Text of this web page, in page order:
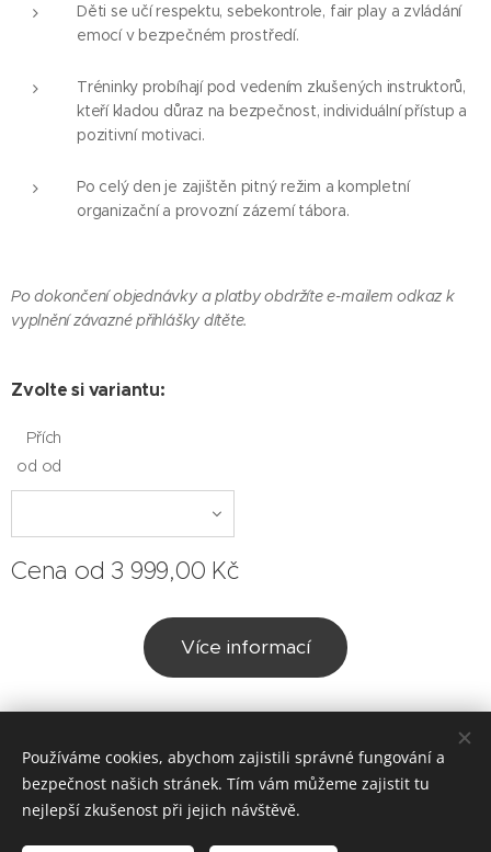
Děti se učí respektu, sebekontrole, fair play a zvládání
emocí v bezpečném prostředí.
Tréninky probíhají pod vedením zkušených instruktorů,
kteří kladou důraz na bezpečnost, individuální přístup a
pozitivní motivaci.
Po celý den je zajištěn pitný režim a kompletní
organizační a provozní zázemí tábora.
Po dokončení objednávky a platby obdržíte e-mailem odkaz k
vyplnění závazné přihlášky dítěte.
Zvolte si variantu:
Přích
od od
Cena od 3 999,00 Kč
Více informací
Adam Hoferka IČ: 11890975
Cookies
Používáme cookies, abychom zajistili správné fungování a
bezpečnost našich stránek. Tím vám můžeme zajistit tu
nejlepší zkušenost při jejich návštěvě.